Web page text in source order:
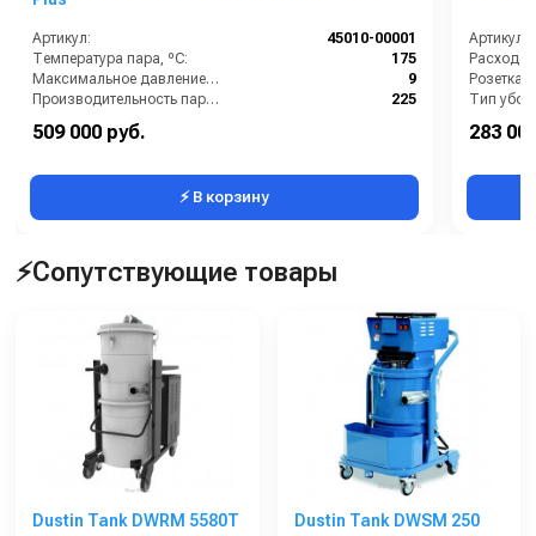
Артикул:
45010-00001
Температура пара, ºС:
175
Максимальное давление (бар):
9
Производительность пара (гр/мин):
225
509 000 руб.
⚡ В корзину
Артикул:
Расход
Тип
283
⚡Сопутствующие товары
Dustin Tank DWRM 5580T Dustin Tank DWSM 250